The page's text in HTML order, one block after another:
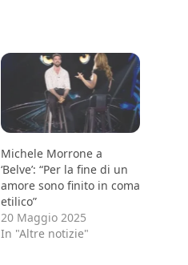
Michele Morrone a
‘Belve’: “Per la fine di un
amore sono finito in coma
etilico”
20 Maggio 2025
In "Altre notizie"